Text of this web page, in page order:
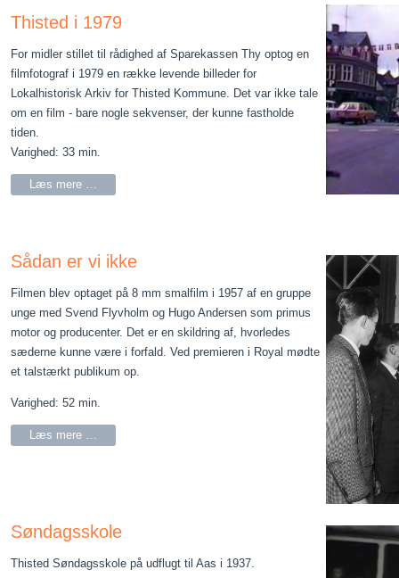
Thisted i 1979
For midler stillet til rådighed af Sparekassen Thy optog en
filmfotograf i 1979 en række levende billeder for
Lokalhistorisk Arkiv for Thisted Kommune. Det var ikke tale
om en film - bare nogle sekvenser, der kunne fastholde
tiden.
Varighed: 33 min.
Læs mere …
Sådan er vi ikke
Filmen blev optaget på 8 mm smalfilm i 1957 af en gruppe
unge med Svend Flyvholm og Hugo Andersen som primus
motor og producenter. Det er en skildring af, hvorledes
sæderne kunne være i forfald. Ved premieren i Royal mødte
et talstærkt publikum op.
Varighed: 52 min.
Læs mere …
Søndagsskole
Thisted Søndagsskole på udflugt til Aas i 1937.